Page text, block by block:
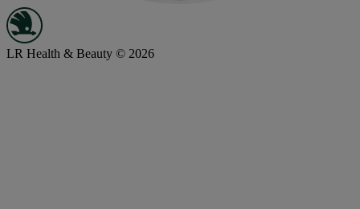
LR Health & Beauty © 2026